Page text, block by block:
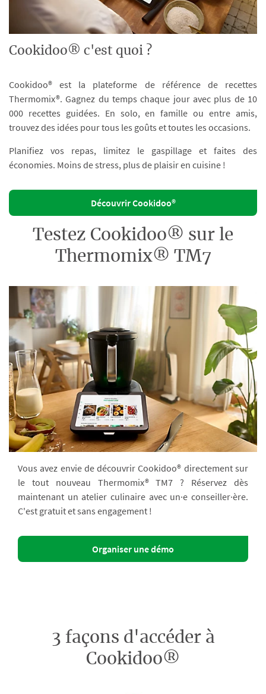
Cookidoo® c'est quoi ?
Cookidoo® est la plateforme de référence de recettes
Thermomix®. Gagnez du temps chaque jour avec plus de 10
000 recettes guidées. En solo, en famille ou entre amis,
trouvez des idées pour tous les goûts et toutes les occasions.
Planifiez vos repas, limitez le gaspillage et faites des
économies. Moins de stress, plus de plaisir en cuisine !
Découvrir Cookidoo®
Testez Cookidoo® sur le
Thermomix® TM7
Vous avez envie de découvrir Cookidoo® directement sur
le tout nouveau Thermomix® TM7 ? Réservez dès
maintenant un atelier culinaire avec un·e conseiller·ère.
C'est gratuit et sans engagement !
Organiser une démo
3 façons d'accéder à
Cookidoo®